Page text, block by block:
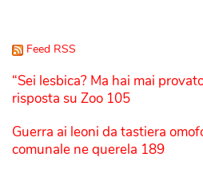
Feed RSS
“Sei lesbica? Ma hai mai
risposta su Zoo 105
Guerra ai leoni da tastiera
comunale ne querela 189